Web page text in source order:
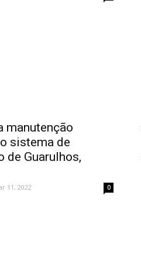
manutenção
sistema de
de Guarulhos,
11, 2022 0